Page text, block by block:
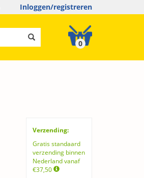
Inloggen/registreren
0
Verzending:
Gratis standaard
verzending binnen
Nederland vanaf
€37,50